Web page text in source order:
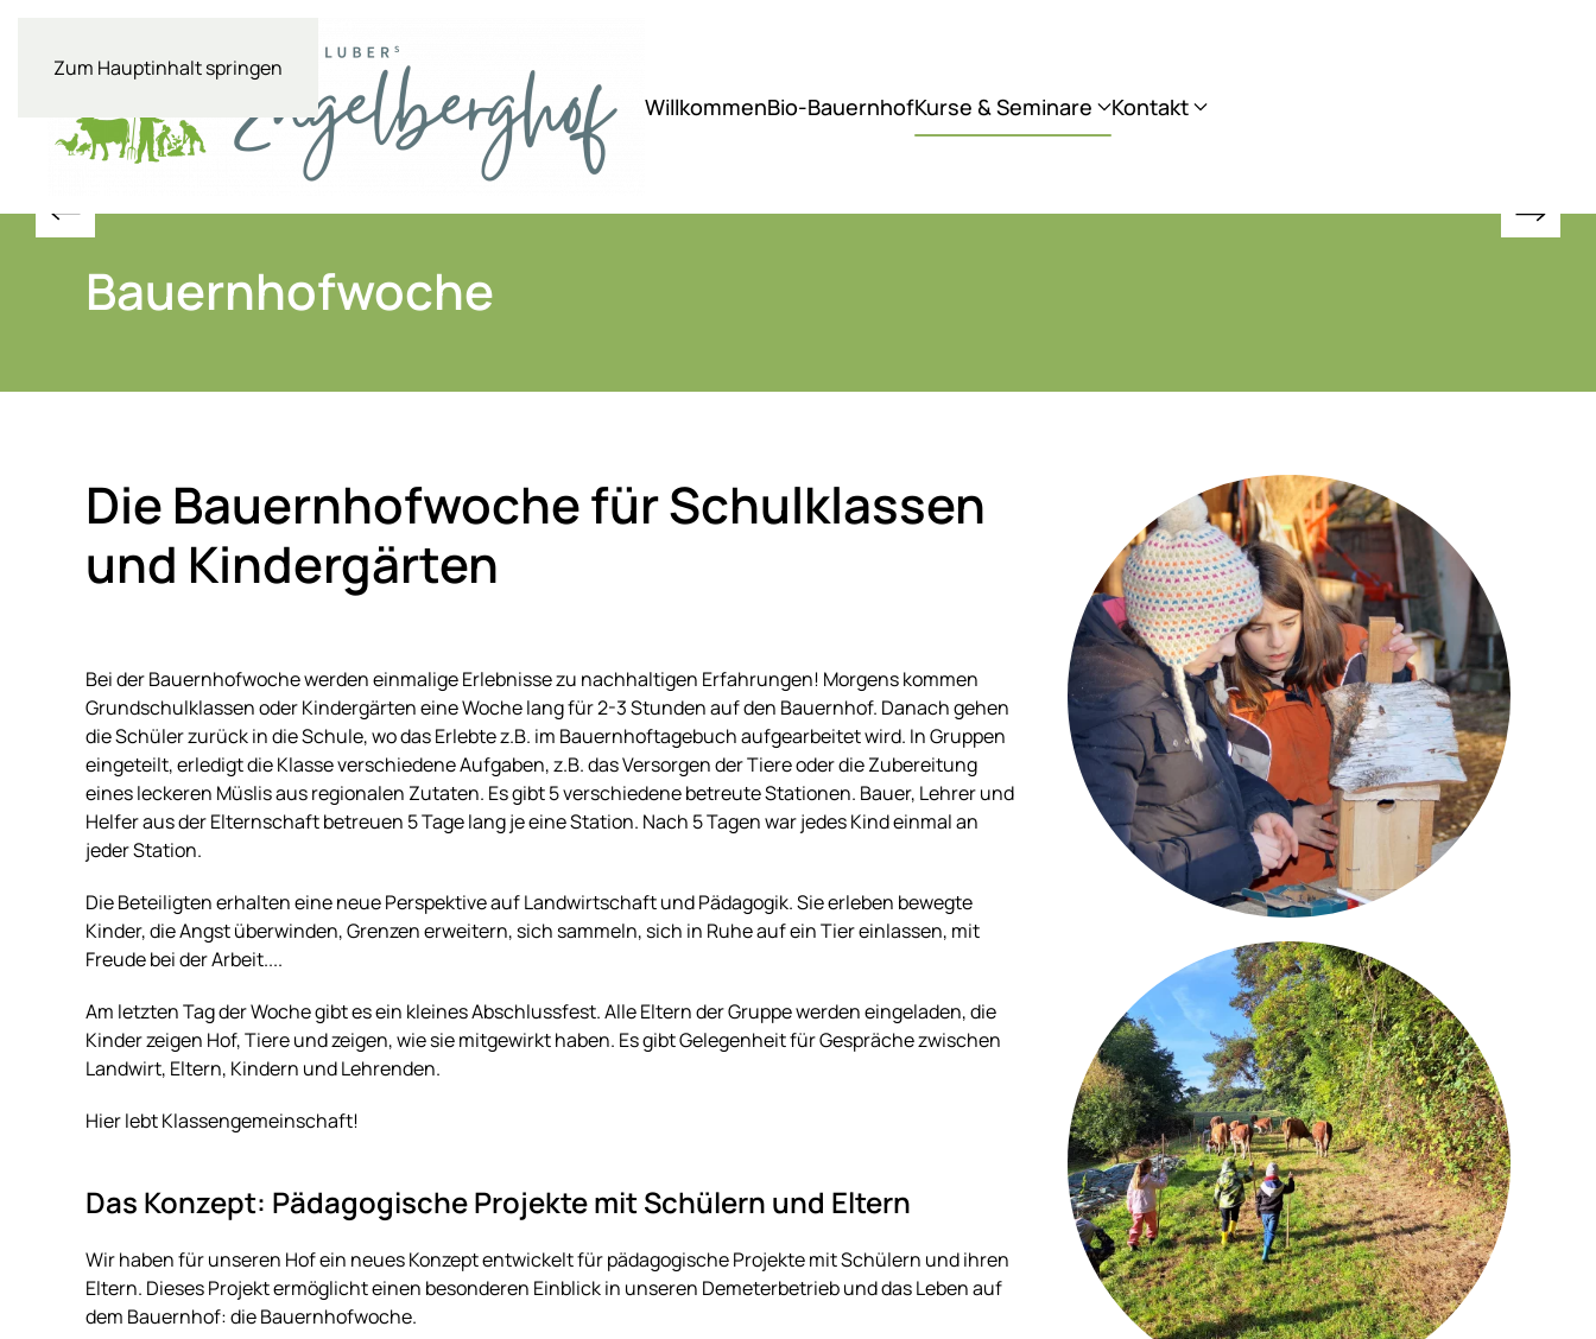
Zum Hauptinhalt springen
WillkommenBio-BauernhofKurse & Seminare Kontakt
Bauernhofwoche
Die Bauernhofwoche für Schulklassen
und Kindergärten
Bei der Bauernhofwoche werden einmalige Erlebnisse zu nachhaltigen Erfahrungen! Morgens kommen
Grundschulklassen oder Kindergärten eine Woche lang für 2-3 Stunden auf den Bauernhof. Danach gehen
die Schüler zurück in die Schule, wo das Erlebte z.B. im Bauernhoftagebuch aufgearbeitet wird. In Gruppen
eingeteilt, erledigt die Klasse verschiedene Aufgaben, z.B. das Versorgen der Tiere oder die Zubereitung
eines leckeren Müslis aus regionalen Zutaten. Es gibt 5 verschiedene betreute Stationen. Bauer, Lehrer und
Helfer aus der Elternschaft betreuen 5 Tage lang je eine Station. Nach 5 Tagen war jedes Kind einmal an
jeder Station.
Die Beteiligten erhalten eine neue Perspektive auf Landwirtschaft und Pädagogik. Sie erleben bewegte
Kinder, die Angst überwinden, Grenzen erweitern, sich sammeln, sich in Ruhe auf ein Tier einlassen, mit
Freude bei der Arbeit....
Am letzten Tag der Woche gibt es ein kleines Abschlussfest. Alle Eltern der Gruppe werden eingeladen, die
Kinder zeigen Hof, Tiere und zeigen, wie sie mitgewirkt haben. Es gibt Gelegenheit für Gespräche zwischen
Landwirt, Eltern, Kindern und Lehrenden.
Hier lebt Klassengemeinschaft!
Das Konzept: Pädagogische Projekte mit Schülern und Eltern
Wir haben für unseren Hof ein neues Konzept entwickelt für pädagogische Projekte mit Schülern und ihren
Eltern. Dieses Projekt ermöglicht einen besonderen Einblick in unseren Demeterbetrieb und das Leben auf
dem Bauernhof: die Bauernhofwoche.